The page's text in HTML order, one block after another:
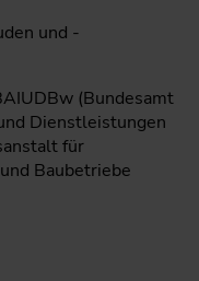
und -
(Bundesamt
Dienstleistungen
für
Baubetriebe